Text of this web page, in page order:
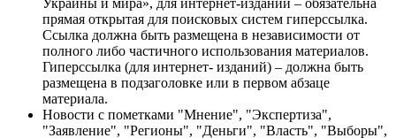
прямая открытая для поисковых систем гиперссылка.
Ссылка должна быть размещена в независимости от
полного либо частичного использования материалов.
Гиперссылка (для интернет- изданий) – должна быть
размещена в подзаголовке или в первом абзаце
материала.
Новости с пометками "Мнение", "Экспертиза",
"Заявление", "Регионы", "Деньги", "Власть", "Выборы",